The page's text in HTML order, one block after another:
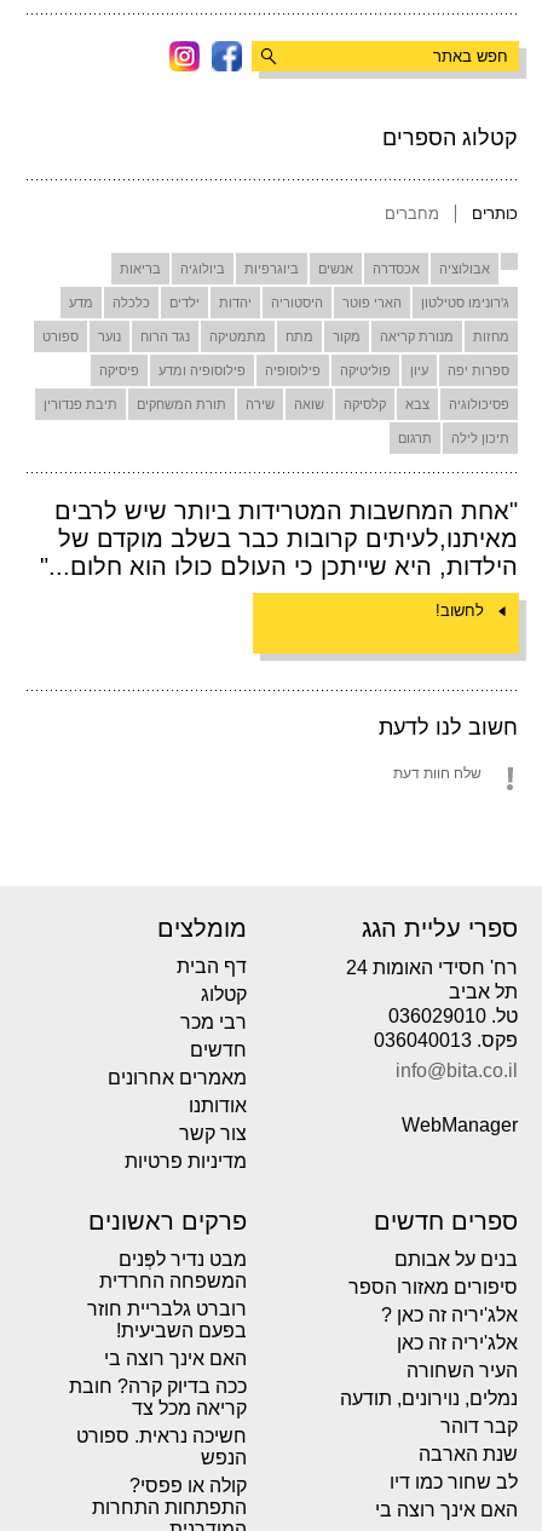
קטלוג הספרים
כותרים מחברים
אבולוציה אכסדרה אנשים ביוגרפיות ביולוגיה בריאות
ג'רונימו סטילטון הארי פוטר היסטוריה יהדות ילדים כלכלה מדע
מחזות מנורת קריאה מקור מתח מתמטיקה נגד הרוח נוער ספורט
ספרות יפה עיון פוליטיקה פילוסופיה פילוסופיה ומדע פיסיקה
פסיכולוגיה צבא קלסיקה שואה שירה תורת המשחקים תיבת פנדורין
תיכון לילה תרגום
"אחת המחשבות המטרידות ביותר שיש לרבים
מאיתנו,לעיתים קרובות כבר בשלב מוקדם של
הילדות, היא שייתכן כי העולם כולו הוא חלום..."
לחשוב!
חשוב לנו לדעת
שלח חוות דעת
ספרי עליית הגג
רח' חסידי האומות 24
תל אביב
טל. 036029010
פקס. 036040013
info@bita.co.il
WebManager
מומלצים
דף הבית
קטלוג
רבי מכר
חדשים
מאמרים אחרונים
אודותנו
צור קשר
מדיניות פרטיות
ספרים חדשים
בנים על אבותם
סיפורים מאזור הספר
אלג'יריה זה כאן ?
אלג'יריה זה כאן
העיר השחורה
נמלים, נוירונים, תודעה
קבר דוהר
שנת הארבה
לב שחור כמו דיו
האם אינך רוצה בי
פרקים ראשונים
מבט נדיר לפְּנים
המשפחה החרדית
רוברט גלבריית חוזר
בפעם השביעית!
האם אינך רוצה בי
ככה בדיוק קרה? חובת
קריאה מכל צד
חשיכה נראית. ספורט
הנפש
קולה או פפסי?
התפתחות התחרות